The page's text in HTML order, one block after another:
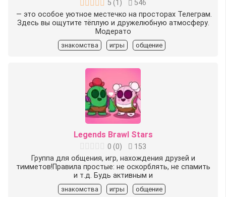
5 (1 )
546
️️ — это особое уютное местечко на просторах Телеграм.
Здесь вы ощутите тёплую и дружелюбную атмосферу.
Модерато
знакомства игры общение
Legends Brawl Stars
0 (0)
153
Группа для общения, игр, нахождения друзей и
тимметов!Правила простые: не оскорблять, не спамить
и т.д. Будь активным и
знакомства игры общение